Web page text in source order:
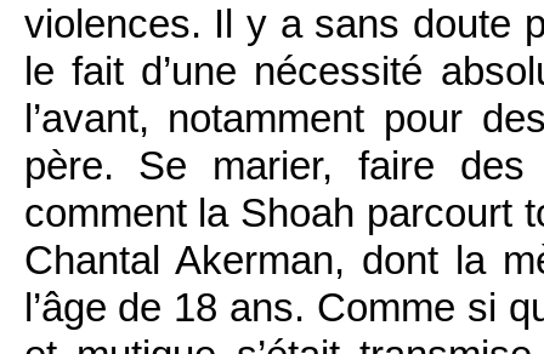
violences. Il y a sans doute
le fait d’une nécessité
l’avant, notamment pour
père. Se marier, faire
comment la Shoah parcourt
Chantal Akerman, dont la
l’âge de 18 ans. Comme si